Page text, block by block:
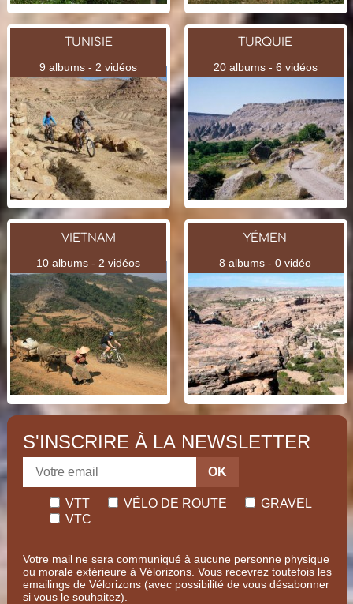
TUNISIE
9 albums - 2 vidéos
TURQUIE
20 albums - 6 vidéos
VIETNAM
10 albums - 2 vidéos
YÉMEN
8 albums - 0 vidéo
S'INSCRIRE À LA NEWSLETTER
OK
VTT VÉLO DE ROUTE
GRAVEL
VTC
Votre mail ne sera communiqué à aucune personne physique
ou morale extérieure à Vélorizons. Vous recevrez toutefois les
emailings de Vélorizons (avec possibilité de vous désabonner
si vous le souhaitez).